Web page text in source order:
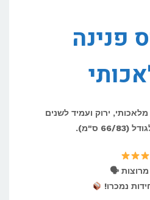
פנינה
ירוק ועמיד לשנים
ס"מ).